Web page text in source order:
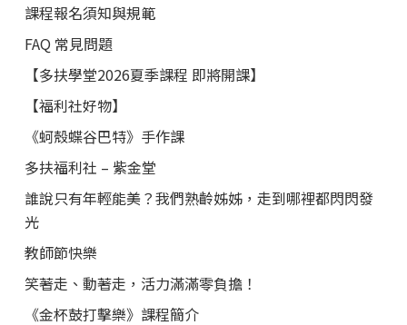
課程報名須知與規範
FAQ 常見問題
【多扶學堂2026夏季課程 即將開課】
【福利社好物】
《蚵殼蝶谷巴特》手作課
多扶福利社 – 紫金堂
誰說只有年輕能美？我們熟齡姊姊，走到哪裡都閃閃發
光
教師節快樂
笑著走、動著走，活力滿滿零負擔！
《金杯鼓打擊樂》課程簡介